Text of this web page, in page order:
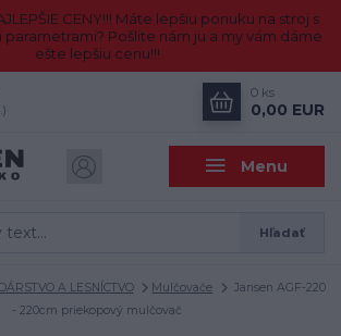
CENY!!! Máte lepšiu ponuku na stroj s
Pošlite nám ju a my vám dáme
ešte lepšiu cenu!!!
Menu
Hľadať
0 ks
0,00 EUR
A LESNÍCTVO Mulčovače
Jansen AGF-220
- 220cm priekopový mulčovač